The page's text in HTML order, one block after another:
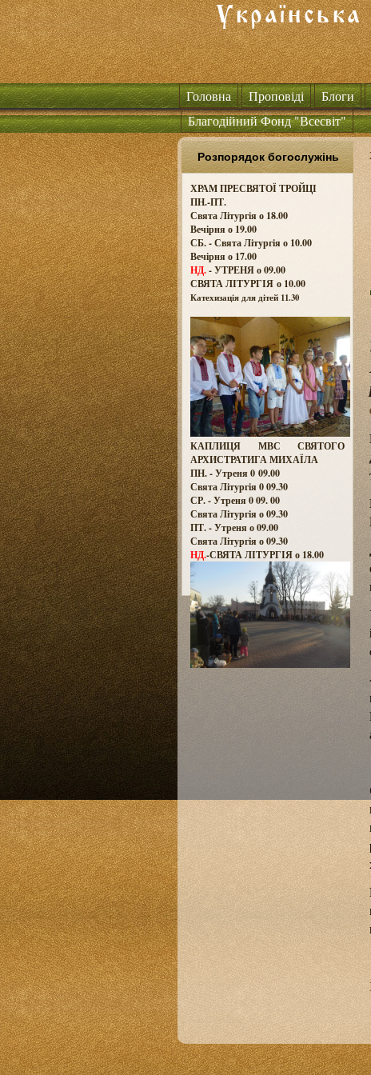
Головна Проповіді Блоги
Благодійний Фонд "Всесвіт"
Розпорядок богослужінь
ХРАМ ПРЕСВЯТОЇ ТРОЙЦІ
ПН.-ПТ.
Свята Літургія о 18.00
Вечірня о 19.00
СБ. - Свята Літургія о 10.00
Вечірня о 17.00
НД.- УТРЕНЯ о 09.00
СВЯТА ЛІТУРГІЯ о 10.00
Катехизація для дітей 11.30
КАПЛИЦЯ МВС СВЯТОГО
АРХИСТРАТИГА МИХАЇЛА
ПН. - Утреня 0 09.00
Свята Літургія 0 09.30
СР. - Утреня 0 09. 00
Свята Літургія о 09.30
ПТ. - Утреня о 09.00
Свята Літургія о 09.30
НД.-СВЯТА ЛІТУРГІЯ о 18.00